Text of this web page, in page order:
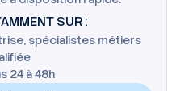
SUR :
spécialistes métiers
24 à 48h